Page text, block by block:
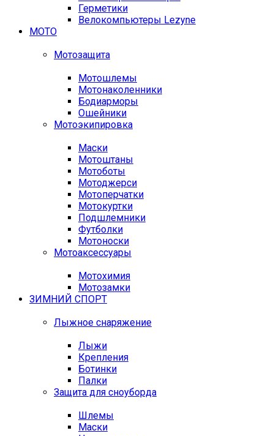
Герметики
Велокомпьютеры Lezyne
МОТО
Мотозащита
Мотошлемы
Мотонаколенники
Бодиарморы
Ошейники
Мотоэкипировка
Маски
Мотоштаны
Мотоботы
Мотоджерси
Мотоперчатки
Мотокуртки
Подшлемники
Футболки
Мотоноски
Мотоаксессуары
Мотохимия
Мотозамки
ЗИМНИЙ СПОРТ
Лыжное снаряжение
Лыжи
Крепления
Ботинки
Палки
Защита для сноуборда
Шлемы
Маски